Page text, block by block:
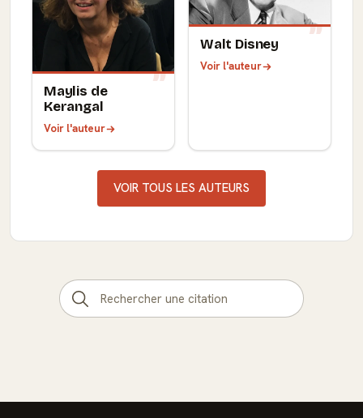
Maylis de
Kerangal
Voir l'auteur
Walt Disney
Voir l'auteur
VOIR TOUS LES AUTEURS